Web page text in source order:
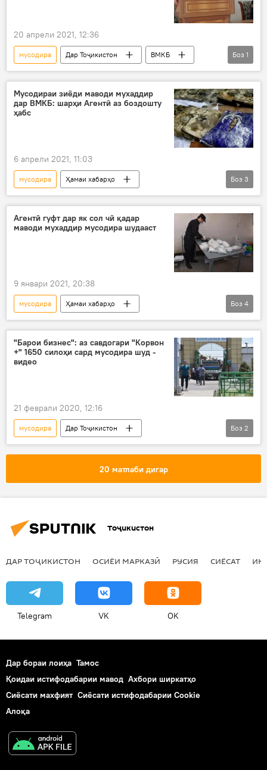
20 апрели 2021, 12:36
мусодира Дар Тоҷикистон
ВМКБ
ВКД
Боз 1
Мусодираи зиёди маводи мухаддир
дар ВМКБ: шарҳи Агентӣ аз боздошту
ҳабс
6 апрели 2021, 11:03
мусодира
Ҳамаи хабарҳо
Дар Тоҷикистон
Рӯйдод, ҷиноят ва ҳолатҳои фавқулода
ВМКБ
маводи мухаддир
Боз 3
Агентӣ гуфт дар як сол чӣ қадар
маводи мухаддир мусодира шудааст
9 январи 2021, 20:38
мусодира
Ҳамаи хабарҳо
Дар Тоҷикистон
Рӯйдод, ҷиноят ва ҳолатҳои фавқулода
Агентии назорати маводи нашъаовар
Боз 4
"Барои бизнес": аз савдогари "Корвон
+" 1650 силоҳи сард мусодира шуд -
видео
21 феврали 2020, 12:16
мусодира
Дар Тоҷикистон
Ҳамаи хабарҳо
Таҳқиқ
Боз 2
20 матлаби дигар
Тоҷикистон
ДАР ТОҶИКИСТОН ОСИЁИ МАРКАЗӢ РУСИЯ СИЁСАТ
Telegram VK OK
Дар бораи лоиҳа Тамос
Қоидаи истифодабарии мавод Ахбори ширкатҳо
Сиёсати махфият Сиёсати истифодабарии Cookie
Алоқа